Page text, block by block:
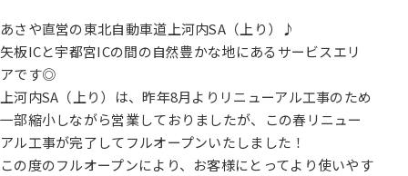
あさや直営の東北自動車道上河内SA（上り）♪
矢板ICと宇都宮ICの間の自然豊かな地にあるサービスエリ
アです◎
上河内SA（上り）は、昨年8月よりリニューアル工事のため
一部縮小しながら営業しておりましたが、この春リニュー
アル工事が完了してフルオープンいたしました！
この度のフルオープンにより、お客様にとってより使いやす